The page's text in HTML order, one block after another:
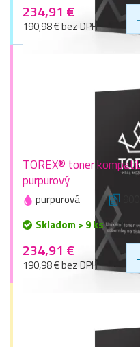
234,91 €
190,98 € bez DPH -
TOREX® toner
purpurový
purpurová
Skladom > 9 ks
234,91 €
190,98 € bez DPH -